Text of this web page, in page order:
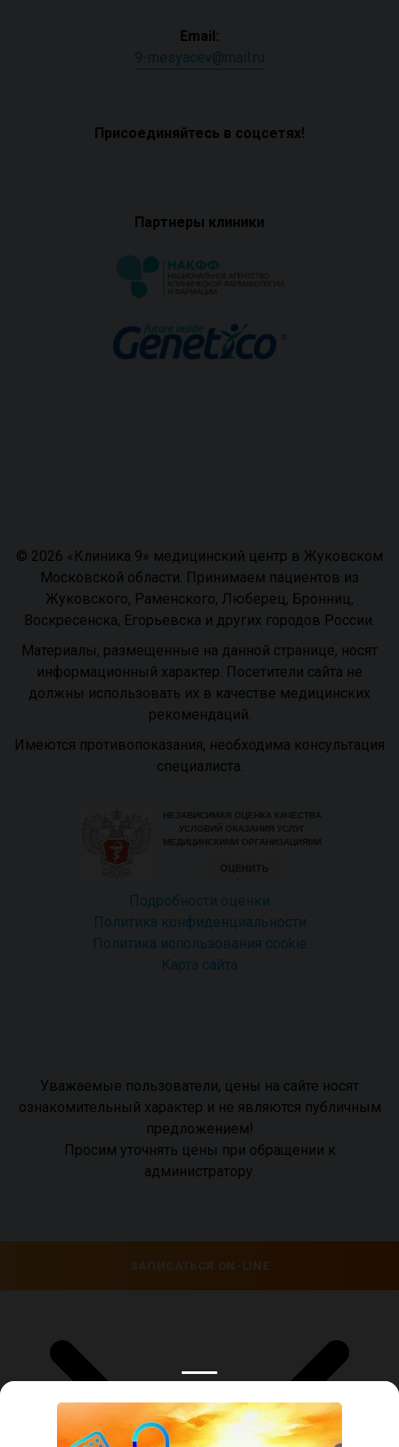
Email:
9-mesyacev@mail.ru
Присоединяйтесь в соцсетях!
Партнеры клиники
© 2026 «Клиника 9» медицинский центр в Жуковском
Московской области. Принимаем пациентов из
Жуковского, Раменского, Люберец, Бронниц,
Воскресенска, Егорьевска и других городов России.
Материалы, размещенные на данной странице, носят
информационный характер. Посетители сайта не
должны использовать их в качестве медицинских
рекомендаций.
Имеются противопоказания, необходима консультация
специалиста.
Подробности оценки
Политика конфиденциальности
Политика использования сookie
Карта сайта
Уважаемые пользователи, цены на сайте носят
ознакомительный характер и не являются публичным
предложением!
Просим уточнять цены при обращении к
администратору.
ЗАПИСАТЬСЯ ON-LINE